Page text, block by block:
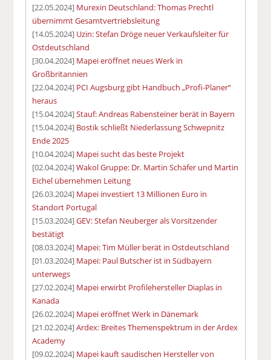
[22.05.2024] Murexin Deutschland: Thomas Prechtl
übernimmt Gesamtvertriebsleitung
[14.05.2024] Uzin: Stefan Dröge neuer Verkaufsleiter für
Ostdeutschland
[30.04.2024] Mapei eröffnet neues Werk in
Großbritannien
[22.04.2024] PCI Augsburg gibt Handbuch „Profi-Planer“
heraus
[15.04.2024]Stauf: Andreas Rabensteiner berät in Bayern
[15.04.2024] Bostik schließt Niederlassung Schwepnitz
Ende 2025
[10.04.2024] Mapei sucht das beste Projekt
[02.04.2024]Wakol Gruppe: Dr. Martin Schäfer und Martin
Eichel übernehmen Leitung
[26.03.2024] Mapei investiert 13 Millionen Euro in
Standort Portugal
[15.03.2024]GEV: Stefan Neuberger als Vorsitzender
bestätigt
[08.03.2024] Mapei: Tim Müller berät in Ostdeutschland
[01.03.2024] Mapei: Paul Butscher ist in Südbayern
unterwegs
[27.02.2024] Mapei erwirbt Profilehersteller Diaplas in
Kanada
[26.02.2024] Mapei eröffnet Werk in Dänemark
[21.02.2024]Ardex: Breites Themenspektrum in der Ardex
Academy
[09.02.2024] Mapei kauft saudischen Hersteller von